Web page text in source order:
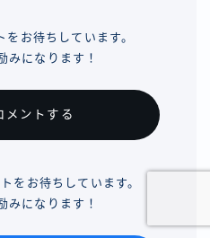
お待ちしています。
みになります！
メントする
をお待ちしています。
みになります！